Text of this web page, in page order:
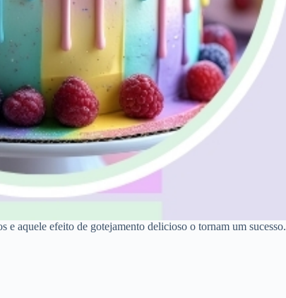
aquele efeito de gotejamento delicioso o tornam um sucesso.